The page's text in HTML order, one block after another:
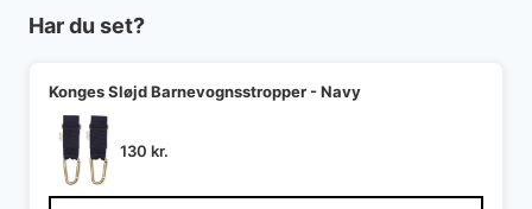
Har du set?
Konges Sløjd Barnevognsstropper - Navy
130 kr.